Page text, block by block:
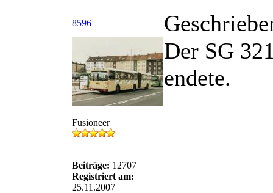
8596
Fusioneer
Beiträge: 12707
Registriert am:
25.11.2007
Der SG
endete.